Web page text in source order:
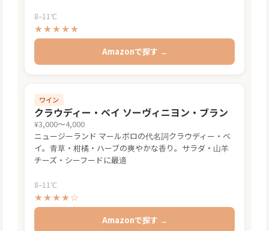
8–11℃
★★★★★
Amazonで探す →
ワイン
クラウディー・ベイ ソーヴィニヨン・ブラン
¥3,000〜4,000
ニュージーランド マールボロの代名詞クラウディー・ベ
イ。青草・柑橘・ハーブの爽やかな香り。サラダ・山羊
チーズ・シーフードに最適
8–11℃
★★★★☆
Amazonで探す →